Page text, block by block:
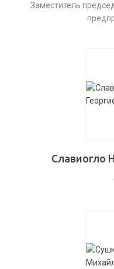
Заместитель
Славиогло